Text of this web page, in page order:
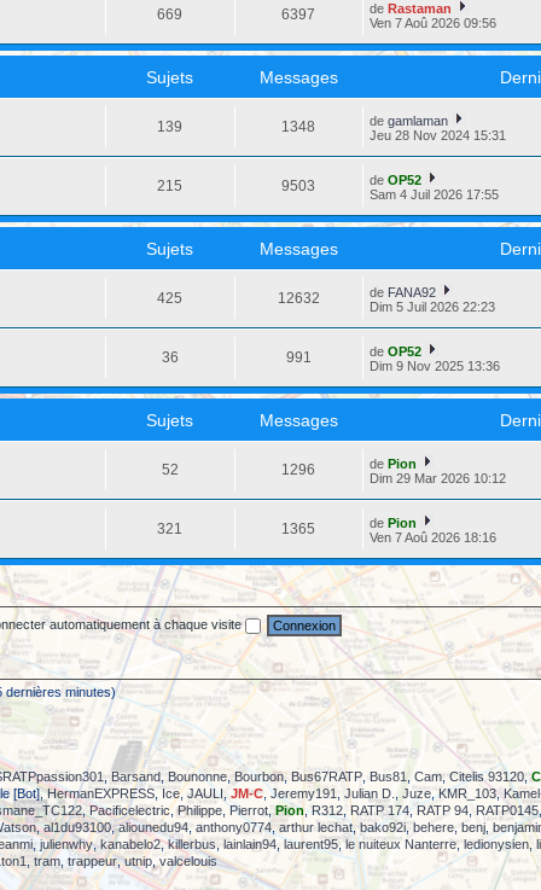
669 6397 deRastaman
Ven 7 Aoû 2026 09:56
Sujets Messages
139 1348 degamlaman
Jeu 28 Nov 2024 15:31
215 9503 deOP52
Sam 4 Juil 2026 17:55
Sujets Messages
425 12632 de FANA92
Dim 5 Juil 2026 22:23
36 991 deOP52
Dim 9 Nov 2025 13:36
Sujets Messages
52 1296 dePion
Dim 29 Mar 2026 10:12
321 1365 dePion
Ven 7 Aoû 2026 18:16
automatiquement à chaque visite
dernières minutes)
, Barsand, Bounonne Bourbon Bus67RATP Bus81 Cam,Citelis 93120,
[Bot],HermanEXPRESS ,Ice,JAULI JM-C ,Jeremy191 Julian D. Juze ,KMR_103,
,Pacificelectric,Philippe ,Pierrot,Pion , R312 RATP 174,RATP 94 RATP0145
,al1du93100,aliounedu94, anthony0774 arthur lechat ,bako92i behere benj
, julienwhy,kanabelo2,killerbus lainlain94 laurent95 ,le nuiteux Nanterre, ledionysien,
tram trappeur,utnip, valcelouis